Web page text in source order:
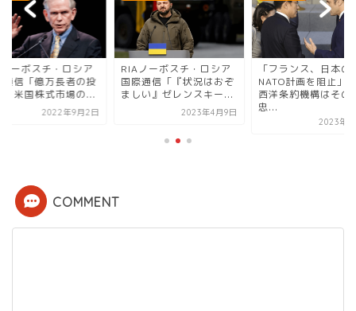
ーボスチ・ロシア
通信「億万長者の投
、米国株式市場の...
2022年9月2日
RIAノーボスチ・ロシア
国際通信「『状況はおぞ
ましい』ゼレンスキー...
2023年4月9日
「フランス、日本の
NATO計画を阻止」
西洋条約機構はその
忠...
2023年7
COMMENT